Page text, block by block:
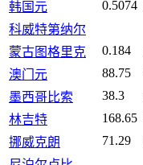
韩国元 0.5074
科威特第纳尔
蒙古图格里克
0.184
澳门元
88.75
墨西哥比索
38.3
林吉特
168.65
挪威克朗
71.29